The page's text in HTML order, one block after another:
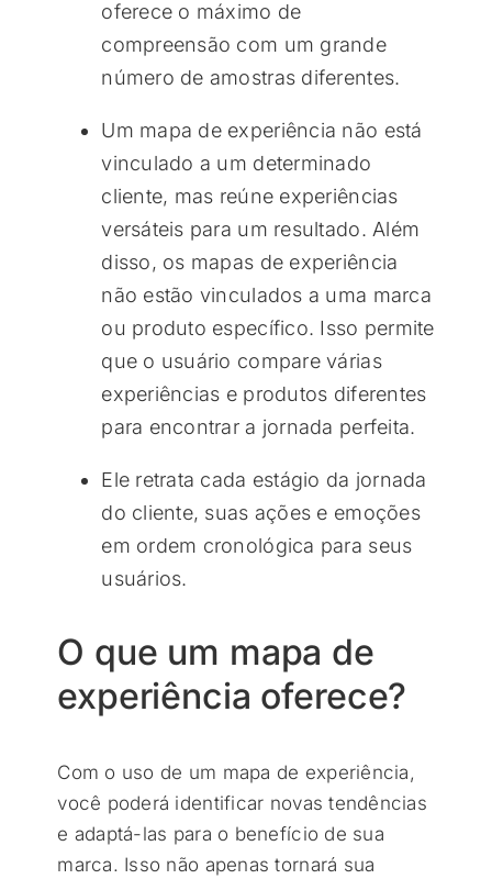
oferece o máximo de
compreensão com um grande
número de amostras diferentes.
Um mapa de experiência não está
vinculado a um determinado
cliente, mas reúne experiências
versáteis para um resultado. Além
disso, os mapas de experiência
não estão vinculados a uma marca
ou produto específico. Isso permite
que o usuário compare várias
experiências e produtos diferentes
para encontrar a jornada perfeita.
Ele retrata cada estágio da jornada
do cliente, suas ações e emoções
em ordem cronológica para seus
usuários.
O que um mapa de
experiência oferece?
Com o uso de um mapa de experiência,
você poderá identificar novas tendências
e adaptá-las para o benefício de sua
marca. Isso não apenas tornará sua